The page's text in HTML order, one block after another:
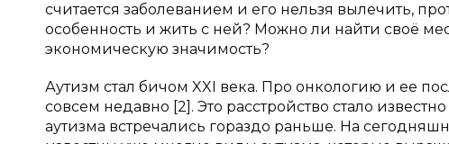
считается заболеванием и его нельзя вылечить,
особенность и жить с ней? Можно ли найти своё
экономическую значимость?
Аутизм стал бичом XXI века. Про онкологию и ее
совсем недавно [2]. Это расстройство стало
аутизма встречались гораздо раньше. На